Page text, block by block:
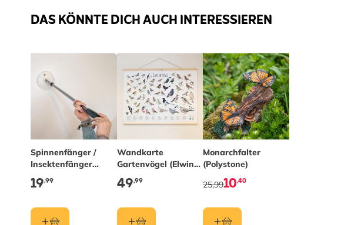
DAS KÖNNTE DICH AUCH INTERESSIEREN
Spinnenfänger /
Insektenfänger
(lange Version)
19,99
Wandkarte
Gartenvögel (Elwin
van der Kolk)
49,99
Monarchfalter
(Polystone)
10,40
25,99